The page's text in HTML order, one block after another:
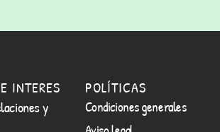
INTERES
y
POLÍTICAS
Condiciones generales